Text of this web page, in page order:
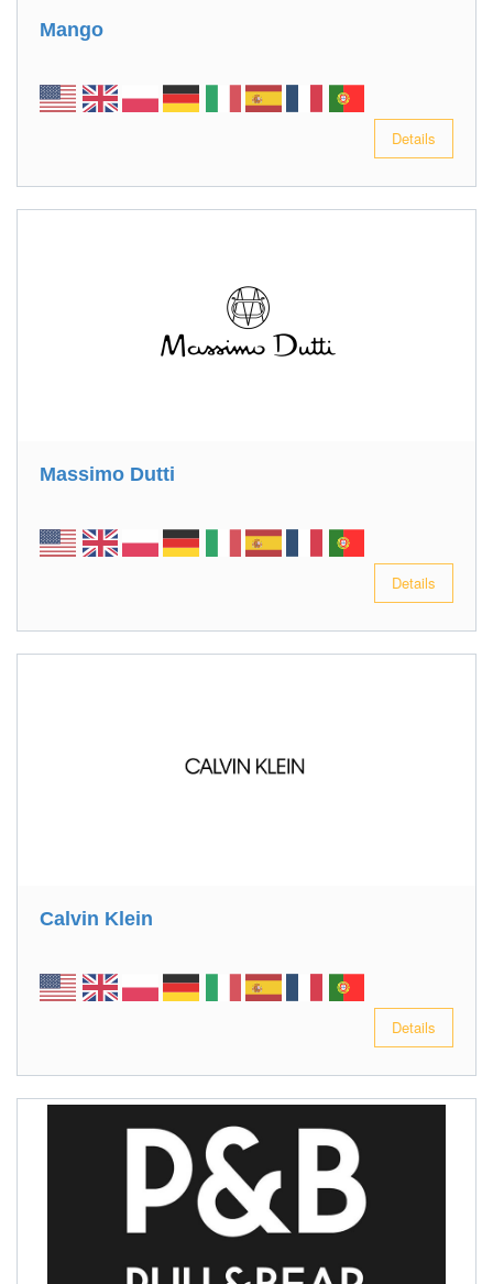
Mango
Details
Massimo Dutti
Details
Calvin Klein
Details